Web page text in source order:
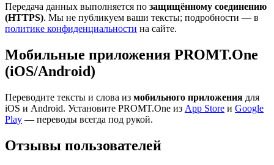
Передача данных выполняется по защищённому соединению
(HTTPS). Мы не публикуем ваши тексты; подробности — в
политике конфиденциальности на сайте.
Мобильные приложения PROMT.One
(iOS/Android)
Переводите тексты и слова из мобильного приложения для
iOS и Android. Установите PROMT.One из App Store и Google
Play — переводы всегда под рукой.
Отзывы пользователей